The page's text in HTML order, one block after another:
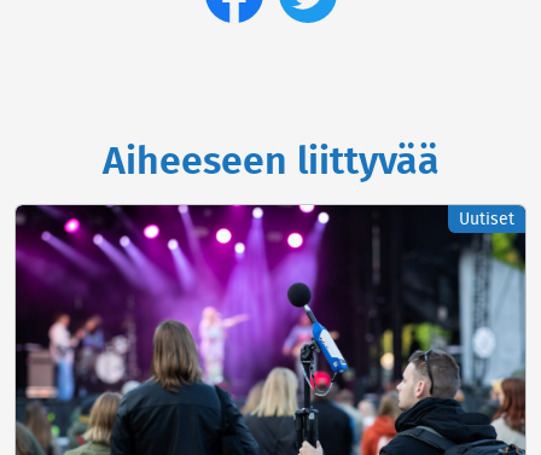
Aiheeseen liittyvää
Uutiset